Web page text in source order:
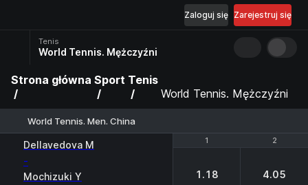
Zarejestruj się
Zaloguj się
Tenis
World Tennis. Mężczyźni
Strona główna Sport Tenis
World Tennis. Mężczyźni
World Tennis. Men. China
1 2
Dellavedova M
-
Mochizuki Y
1 2
1.18 4.05